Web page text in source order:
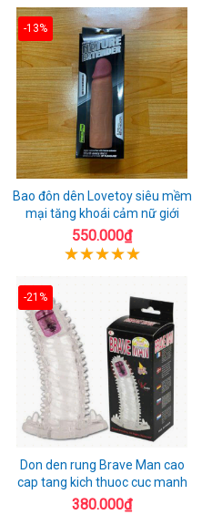
-13%
Bao đôn dên Lovetoy siêu mềm
mại tăng khoái cảm nữ giới
550.000₫
-21%
Don den rung Brave Man cao
cap tang kich thuoc cuc manh
380.000₫